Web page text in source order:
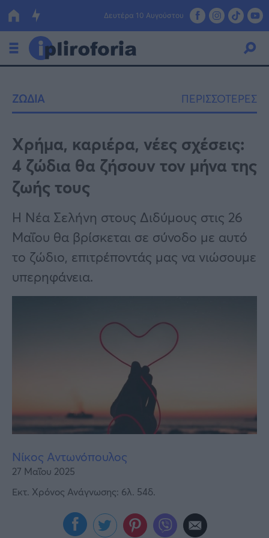
Δευτέρα 10 Αυγούστου
Οικονομία
Πολιτική
Τράπεζες
Επιδοτήσεις
ΕΣΠΑ
Κόσμος
Lifestyle
Αθλητικά
Υγεία
Γυναίκα
ΖΩΔΙΑ ΠΕΡΙΣΣΟΤΕΡΕΣ
Χρήμα, καριέρα, νέες σχέσεις:
4 ζώδια θα ζήσουν τον μήνα της
ζωής τους
Η Νέα Σελήνη στους Διδύμους στις 26
Μαΐου θα βρίσκεται σε σύνοδο με αυτό
το ζώδιο, επιτρέποντάς μας να νιώσουμε
υπερηφάνεια.
Νίκος Αντωνόπουλος
27 Μαΐου 2025
Εκτ. Χρόνος Ανάγνωσης: 6λ. 54δ.